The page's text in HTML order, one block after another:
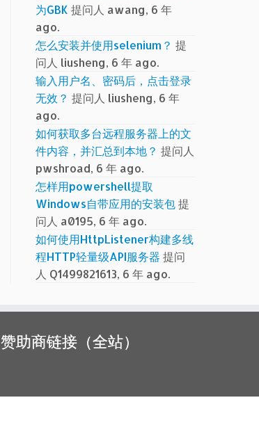
为GBK 提问人 awang, 6 年
ago.
怎么安装并使用selenium？ 提
问人 liusheng, 6 年 ago.
输入用户名、密码后，点击登录
无效？ 提问人 liusheng, 6 年
ago.
如何获取多台远程服务器上的文
件内容，并汇总到本地？ 提问人
pwshroad, 6 年 ago.
怎样用powershell提取
Windows自带应用的安装包提
问人 a0195, 6 年 ago.
如何使用HttpListener构建多线
程HTTP轻量级API服务器 提问
人 Q1499821613, 6 年 ago.
赞助商链接（全站）